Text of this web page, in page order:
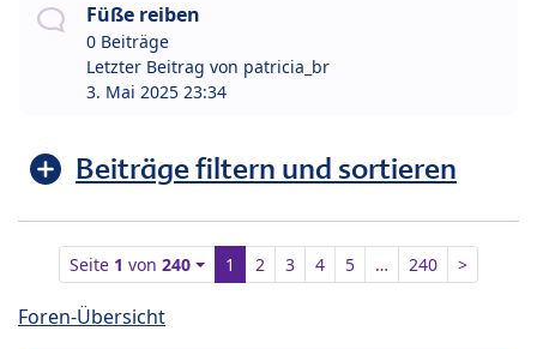
Füße reiben
0 Beiträge
Letzter Beitrag von patricia_br
3. Mai 2025 23:34
Beiträge filtern und sortieren
Seite 1 von240 1 2 3 4 5 … 240 >
Foren-Übersicht